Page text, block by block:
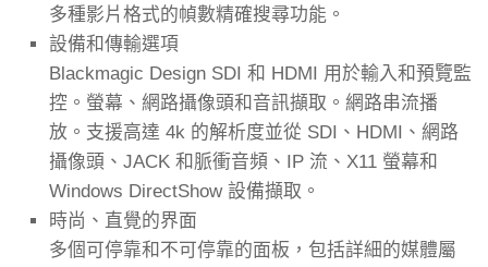
多種影片格式的幀數精確搜尋功能。
設備和傳輸選項
Blackmagic Design SDI 和 HDMI 用於輸入和預覽監
控。螢幕、網路攝像頭和音訊擷取。網路串流播
放。支援高達 4k 的解析度並從 SDI、HDMI、網路
攝像頭、JACK 和脈衝音頻、IP 流、X11 螢幕和
Windows DirectShow 設備擷取。
時尚、直覺的界面
多個可停靠和不可停靠的面板，包括詳細的媒體屬